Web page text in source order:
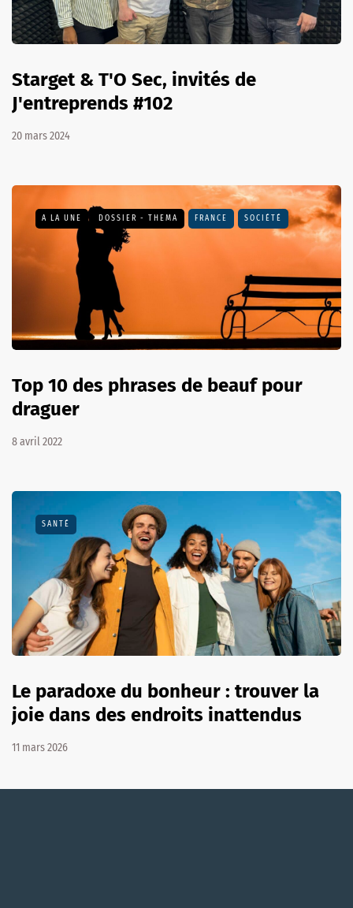
Starget & T'O Sec, invités de
J'entreprends #102
20 mars 2024
A LA UNE DOSSIER - THEMA FRANCE SOCIÉTÉ
Top 10 des phrases de beauf pour
draguer
8 avril 2022
SANTÉ
Le paradoxe du bonheur : trouver la
joie dans des endroits inattendus
11 mars 2026